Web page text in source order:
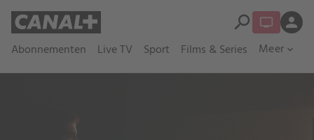
Abonnementen Live TV Sport Films & Series Meer expand_more
search person